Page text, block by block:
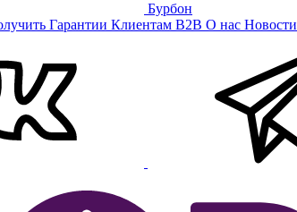
Бурбон
Гарантии Клиентам B2B О нас Новости